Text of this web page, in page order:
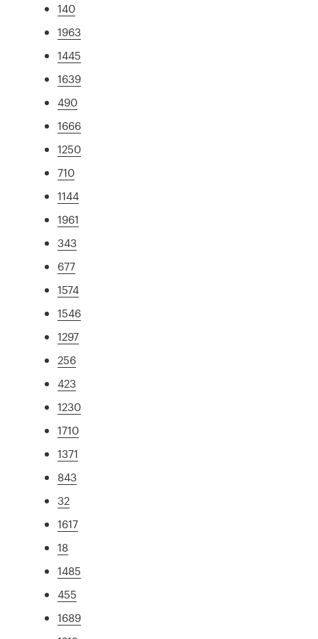
140
1963
1445
1639
490
1666
1250
710
1144
1961
343
677
1574
1546
1297
256
423
1230
1710
1371
843
32
1617
18
1485
455
1689